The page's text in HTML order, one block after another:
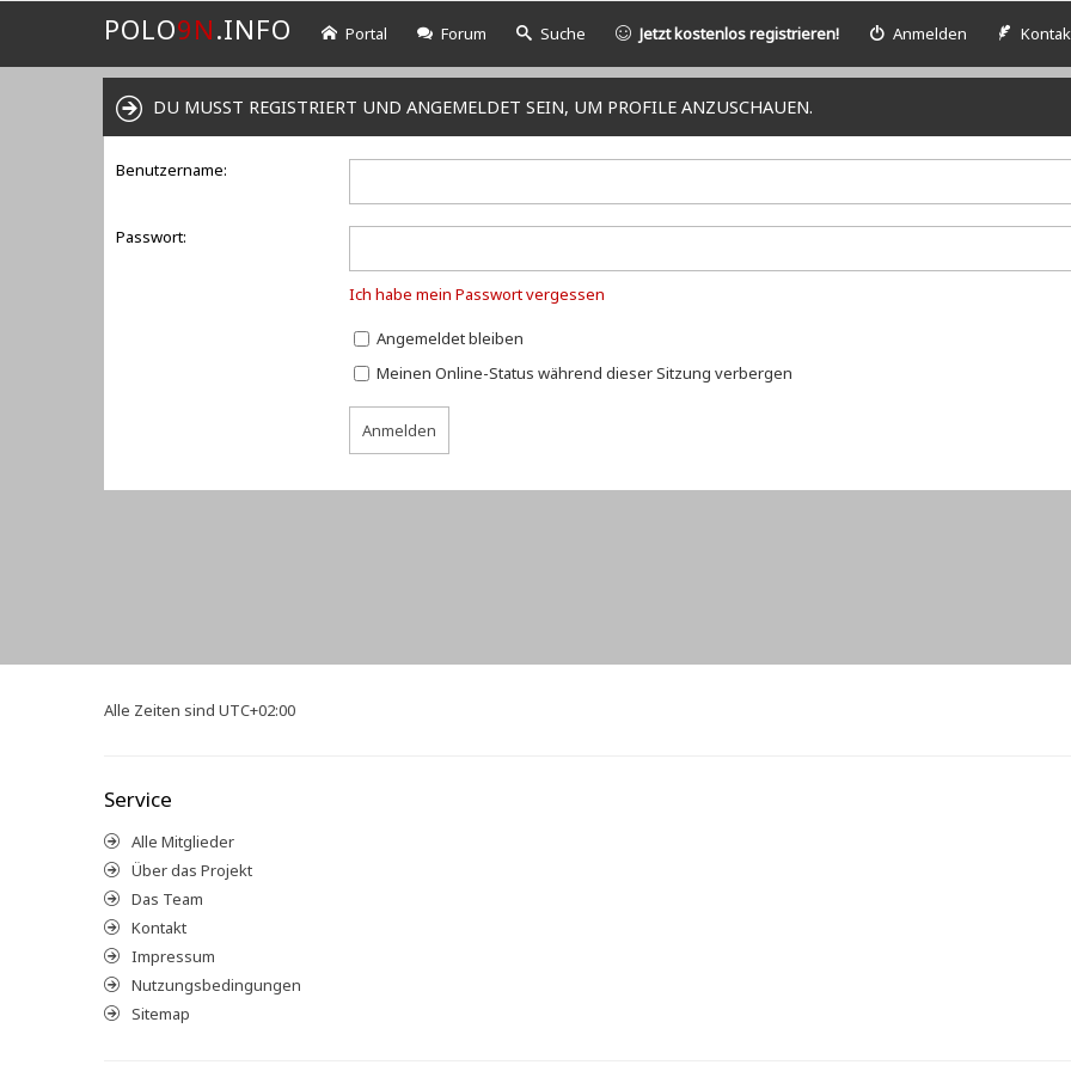
POLO9N.INFO Portal Forum Suche Jetzt kostenlos registrieren! Anmelden
DU MUSST REGISTRIERT UND ANGEMELDET SEIN, UM PROFILE ANZUSCHAUEN.
Benutzername:
Passwort:
Ich habe mein Passwort vergessen
Angemeldet bleiben
Meinen Online-Status während dieser Sitzung verbergen
Alle Zeiten sind UTC+02:00
Service
Alle Mitglieder
Über das Projekt
Das Team
Kontakt
Impressum
Nutzungsbedingungen
Sitemap